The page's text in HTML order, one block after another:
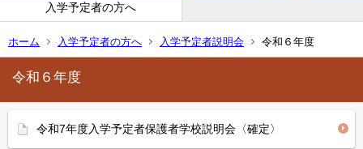
入学予定者の方へ
ホーム 入学予定者の方へ 入学予定者説明会 令和６年度
令和６年度
令和7年度入学予定者保護者学校説明会〈確定〉